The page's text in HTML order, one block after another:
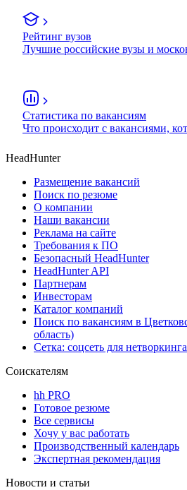
Рейтинг вузов
Лучшие российские вузы и
Статистика по вакансиям
Что происходит с вакансиями,
HeadHunter
Размещение вакансий
Поиск по резюме
О компании
Наши вакансии
Реклама на сайте
Требования к ПО
Безопасный HeadHunter
HeadHunter API
Партнерам
Инвесторам
Каталог компаний
Поиск по вакансиям в
область)
Сетка: соцсеть для нетворкинга
Соискателям
hh PRO
Готовое резюме
Все сервисы
Хочу у вас работать
Производственный календарь
Экспертная рекомендация
Новости и статьи